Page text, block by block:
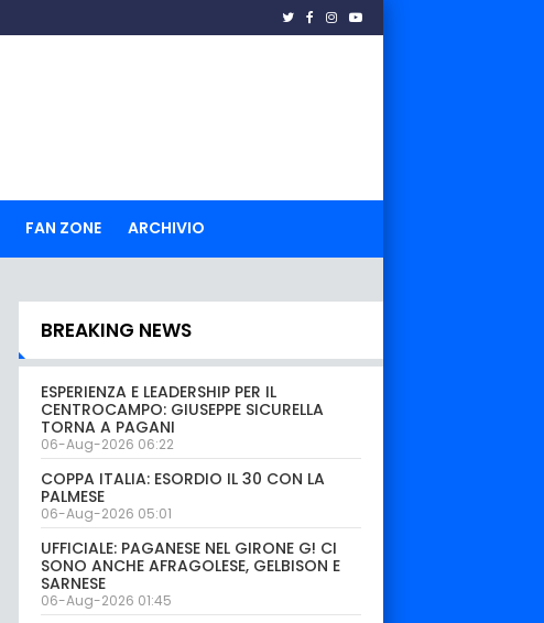
FAN ZONE ARCHIVIO
BREAKING NEWS
ESPERIENZA E LEADERSHIP PER IL
CENTROCAMPO: GIUSEPPE SICURELLA
TORNA A PAGANI
06-Aug-2026 06:22
COPPA ITALIA: ESORDIO IL 30 CON LA
PALMESE
06-Aug-2026 05:01
UFFICIALE: PAGANESE NEL GIRONE G! CI
SONO ANCHE AFRAGOLESE, GELBISON E
SARNESE
06-Aug-2026 01:45